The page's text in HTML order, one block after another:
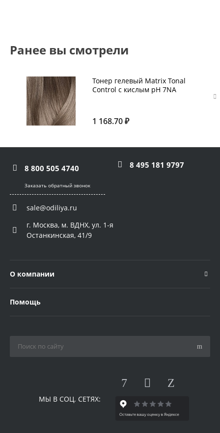
Ранее вы смотрели
Тонер гелевый Matrix Tonal
Control с кислым pH 7NА
1 168.70 ₽
8 800 505 4740 8 495 181 9797
Заказать обратный звонок
sale@odiliya.ru
г. Москва, м. ВДНХ, ул. 1-я
Останкинская, 41/9
О компании
Помощь
МЫ В СОЦ. СЕТЯХ: